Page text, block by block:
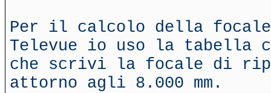
Per il calcolo della focale
Televue io uso la tabella
che scrivi la focale di
attorno agli 8.000 mm.